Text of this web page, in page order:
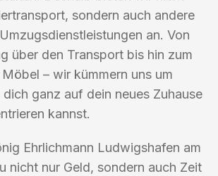
sondern auch andere
an. Von
über den Transport bis hin zum
– wir kümmern uns um
ganz auf dein neues Zuhause
kannst.
Ehrlichmann Ludwigshafen am
nicht nur Geld, sondern auch Zeit